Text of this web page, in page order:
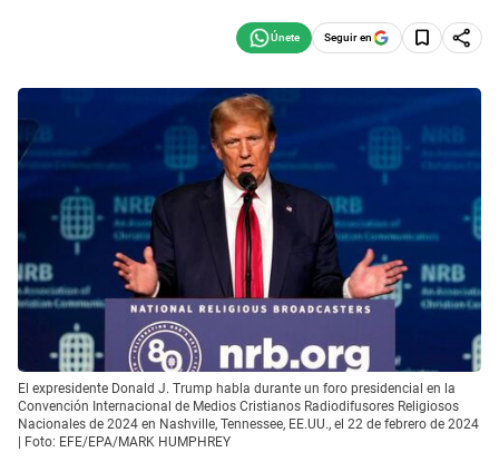
Seguir en
El expresidente Donald J. Trump habla durante un foro presidencial en la
Convención Internacional de Medios Cristianos Radiodifusores Religiosos
Nacionales de 2024 en Nashville, Tennessee, EE.UU., el 22 de febrero de 2024
| Foto: EFE/EPA/MARK HUMPHREY